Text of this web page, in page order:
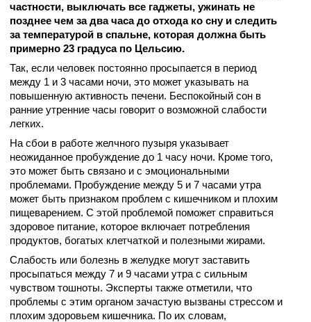
частности, выключать все гаджеты, ужинать не
позднее чем за два часа до отхода ко сну и следить
за температурой в спальне, которая должна быть
примерно 23 градуса по Цельсию.
Так, если человек постоянно просыпается в период
между 1 и 3 часами ночи, это может указывать на
повышенную активность печени. Беспокойный сон в
ранние утренние часы говорит о возможной слабости
легких.
На сбои в работе желчного пузыря указывает
неожиданное пробуждение до 1 часу ночи. Кроме того,
это может быть связано и с эмоциональными
проблемами. Пробуждение между 5 и 7 часами утра
может быть признаком проблем с кишечником и плохим
пищеварением. С этой проблемой поможет справиться
здоровое питание, которое включает потребления
продуктов, богатых клетчаткой и полезными жирами.
Слабость или болезнь в желудке могут заставить
просыпаться между 7 и 9 часами утра с сильным
чувством тошноты. Эксперты также отметили, что
проблемы с этим органом зачастую вызваны стрессом и
плохим здоровьем кишечника. По их словам,